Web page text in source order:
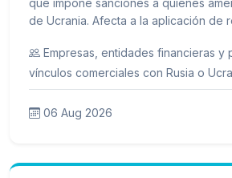
que impone sanciones a quienes
de Ucrania. Afecta a la aplicación de
Empresas, entidades financieras y
vínculos comerciales con Rusia o
06 Aug 2026